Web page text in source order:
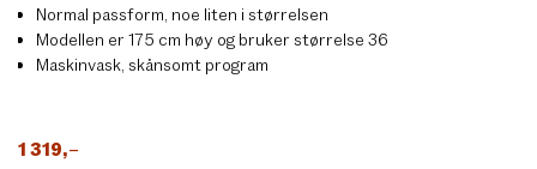
Normal passform, noe liten i størrelsen
Modellen er 175 cm høy og bruker størrelse 36
Maskinvask, skånsomt program
1 319,–